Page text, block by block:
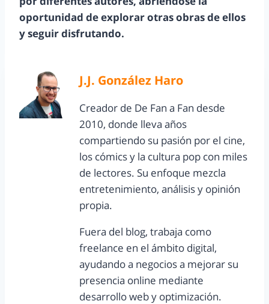
oportunidad de explorar otras obras de ellos
y seguir disfrutando.
J.J. González Haro
Creador de De Fan a Fan desde
2010, donde lleva años
compartiendo su pasión por el cine,
los cómics y la cultura pop con miles
de lectores. Su enfoque mezcla
entretenimiento, análisis y opinión
propia.
Fuera del blog, trabaja como
freelance en el ámbito digital,
ayudando a negocios a mejorar su
presencia online mediante
desarrollo web y optimización.